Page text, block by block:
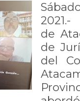
de
de
del